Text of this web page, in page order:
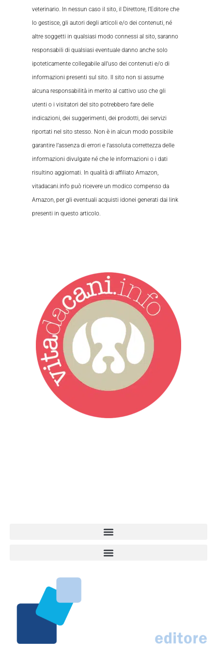
veterinario. In nessun caso il sito, il Direttore, l’Editore che
lo gestisce, gli autori degli articoli e/o dei contenuti, né
altre soggetti in qualsiasi modo connessi al sito, saranno
responsabili di qualsiasi eventuale danno anche solo
ipoteticamente collegabile all’uso dei contenuti e/o di
informazioni presenti sul sito. Il sito non si assume
alcuna responsabilità in merito al cattivo uso che gli
utenti o i visitatori del sito potrebbero fare delle
indicazioni, dei suggerimenti, dei prodotti, dei servizi
riportati nel sito stesso. Non è in alcun modo possibile
garantire l’assenza di errori e l’assoluta correttezza delle
informazioni divulgate né che le informazioni o i dati
risultino aggiornati. In qualità di affiliato Amazon,
vitadacani.info può ricevere un modico compenso da
Amazon, per gli eventuali acquisti idonei generati dai link
presenti in questo articolo.